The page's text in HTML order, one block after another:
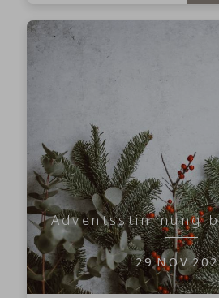
Adventsstimmung
29 NOV